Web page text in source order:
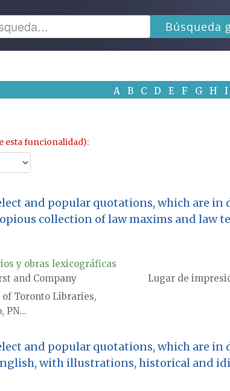
Búsqueda
A B C D E F G H I
esta funcionalidad):
and popular quotations, which are in
collection of law maxims and
y obras lexicográficas
and Company Lugar de
Toronto Libraries,
PN...
and popular quotations, which are in
with illustrations, historical and